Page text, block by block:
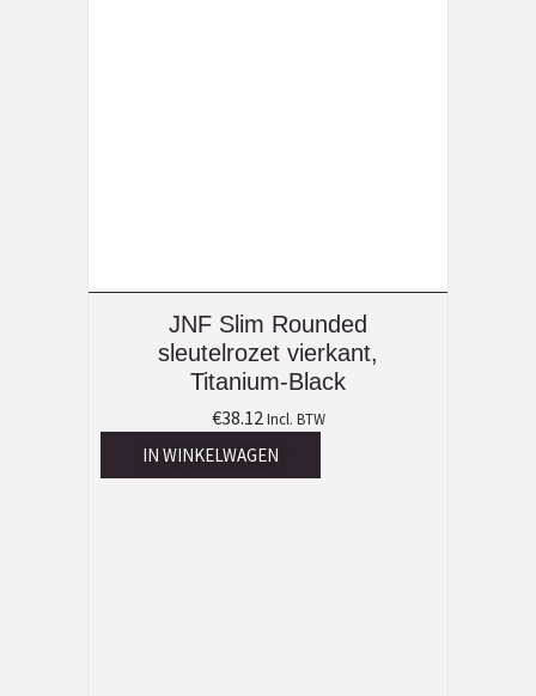
JNF Slim Rounded
sleutelrozet vierkant,
Titanium-Black
€38.12 Incl. BTW
IN WINKELWAGEN